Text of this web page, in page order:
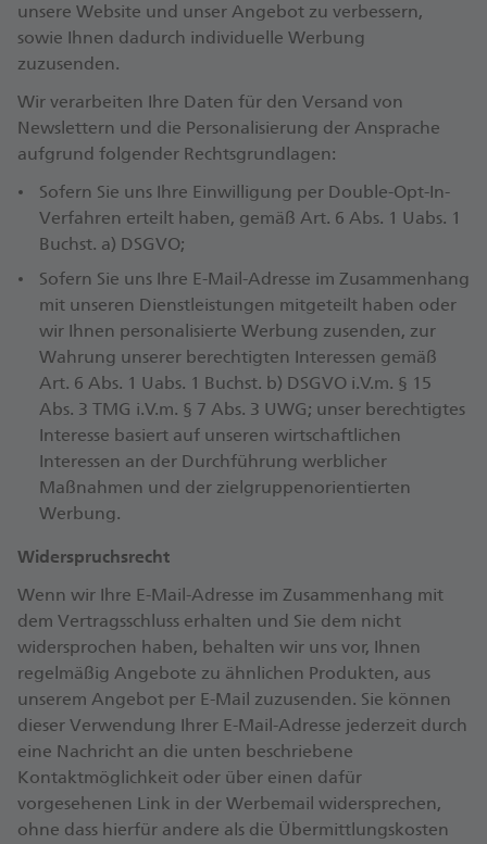
unsere Website und unser Angebot zu verbessern,
sowie Ihnen dadurch individuelle Werbung
zuzusenden.
Wir verarbeiten Ihre Daten für den Versand von
Newslettern und die Personalisierung der Ansprache
aufgrund folgender Rechtsgrundlagen:
Sofern Sie uns Ihre Einwilligung per Double-Opt-In-
Verfahren erteilt haben, gemäß Art. 6 Abs. 1 Uabs. 1
Buchst. a) DSGVO;
Sofern Sie uns Ihre E-Mail-Adresse im Zusammenhang
mit unseren Dienstleistungen mitgeteilt haben oder
wir Ihnen personalisierte Werbung zusenden, zur
Wahrung unserer berechtigten Interessen gemäß
Art. 6 Abs. 1 Uabs. 1 Buchst. b) DSGVO i.V.m. § 15
Abs. 3 TMG i.V.m. § 7 Abs. 3 UWG; unser berechtigtes
Interesse basiert auf unseren wirtschaftlichen
Interessen an der Durchführung werblicher
Maßnahmen und der zielgruppenorientierten
Werbung.
Widerspruchsrecht
Wenn wir Ihre E-Mail-Adresse im Zusammenhang mit
dem Vertragsschluss erhalten und Sie dem nicht
widersprochen haben, behalten wir uns vor, Ihnen
regelmäßig Angebote zu ähnlichen Produkten, aus
unserem Angebot per E-Mail zuzusenden. Sie können
dieser Verwendung Ihrer E-Mail-Adresse jederzeit durch
eine Nachricht an die unten beschriebene
Kontaktmöglichkeit oder über einen dafür
vorgesehenen Link in der Werbemail widersprechen,
ohne dass hierfür andere als die Übermittlungskosten